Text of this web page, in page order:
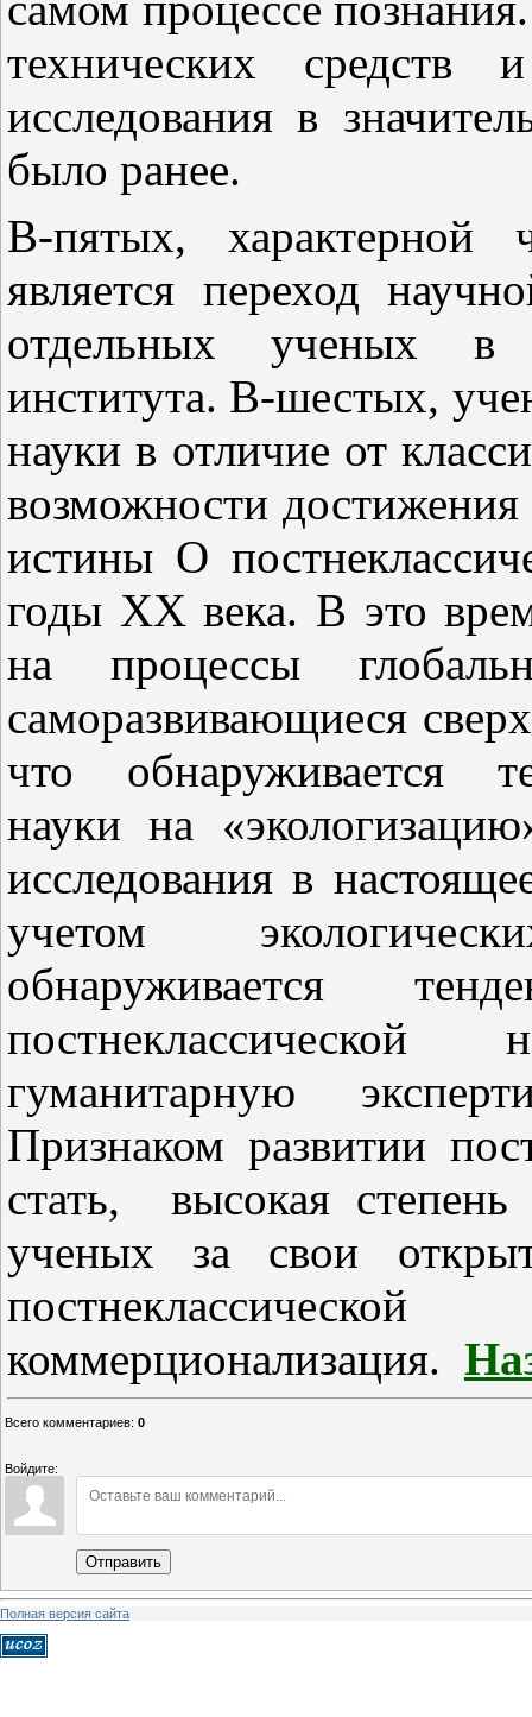
технических средств
исследования в
было ранее.
В-пятых, характерной
является переход
отдельных ученых в
института. В-шестых,
науки в отличие от
возможности
истины О
годы XX века. В это
на процессы
саморазвивающиеся
что обнаруживается
науки на
исследования в
учетом
обнаруживается
гуманитарную
Признаком развитии
стать,
высокая степень
ученых за свои
коммерционализация.
Всего комментариев: 0
Войдите:
Отправить
Полная версия сайта